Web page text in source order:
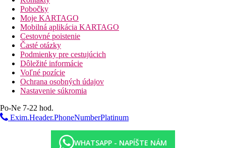
Raňajky formou bufetu v hlavnej reštaurácii, alebo za
príplatok A La Carte plážovej reštaurácii
Polpenzia
Raňajky formou bufetu v hlavnej reštaurácii
Za príplatok možné raňajky formou menu va la carte
restauracil
Večera formou bufet v hlavnej reštaurácii
Večera možná formou trojchodového menu va la carte
reštauráciách Safran (indická), Kushi (japonská) a
Republik Beach Club & Gril (stredomorská)
Prémiové a špeciálne pokrmy sú v menu označené a sú za
Pobočky
Moje KARTAGO
Mobilná aplikácia KARTAGO
Cestovné poistenie
Časté otázky
Podmienky pre cestujúcich
Dôležité informácie
Voľné pozície
Ochrana osobných údajov
Nastavenie súkromia
Po-Ne 7-22 hod.
Exim.Header.PhoneNumberPlatinum
WHATSAPP - NAPÍŠTE NÁM